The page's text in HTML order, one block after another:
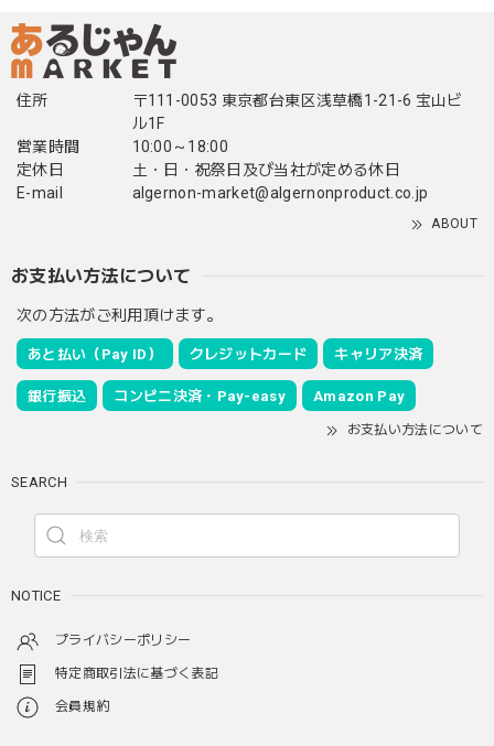
住所
〒111-0053 東京都台東区浅草橋1-21-6 宝山ビ
ル1F
営業時間
10:00～18:00
定休日
土・日・祝祭日及び当社が定める休日
E-mail
algernon-market@algernonproduct.co.jp
ABOUT
お支払い方法について
次の方法がご利用頂けます。
あと払い（Pay ID） クレジットカード キャリア決済
銀行振込 コンビニ決済・Pay-easy Amazon Pay
お支払い方法について
SEARCH
NOTICE
プライバシーポリシー
特定商取引法に基づく表記
会員規約